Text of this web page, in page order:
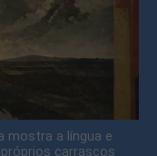
mostra a língua e
carrascos